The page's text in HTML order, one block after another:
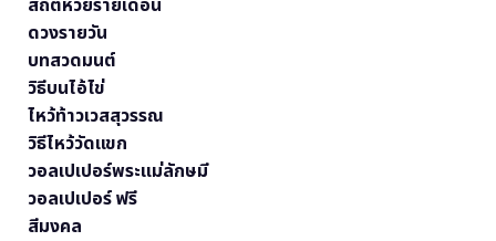
สถิติหวยรายเดือน
ดวงรายวัน
บทสวดมนต์
วิธีบนไอ้ไข่
ไหว้ท้าวเวสสุวรรณ
วิธีไหว้วัดแขก
วอลเปเปอร์พระแม่ลักษมี
วอลเปเปอร์ ฟรี
สีมงคล